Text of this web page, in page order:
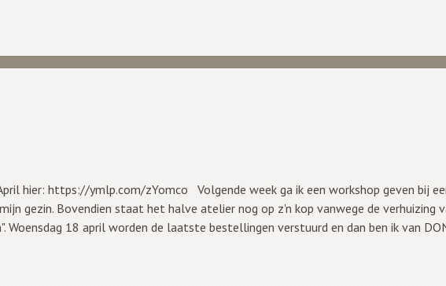
hier: https://ymlp.com/zYomco Volgende week ga ik een workshop geven bij
gezin. Bovendien staat het halve atelier nog op z'n kop vanwege de
Woensdag 18 april worden de laatste bestellingen verstuurd en dan ben ik van